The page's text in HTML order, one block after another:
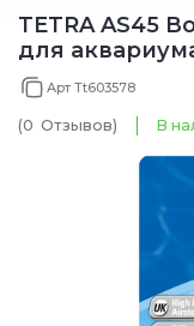
(097) 133 11 88
(095) 133 11 88
TETRA AS45
для
Арт Tt603578
(0 Отзывов) В